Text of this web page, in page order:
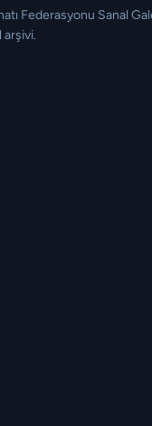
Federasyonu Sanal
arşivi.